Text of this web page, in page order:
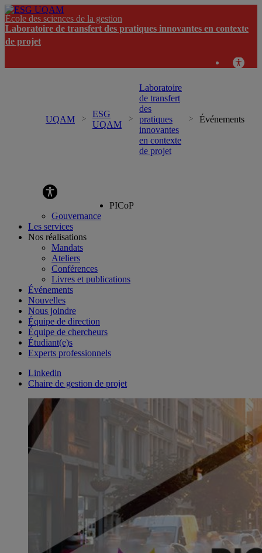
École des sciences de la gestion
Laboratoire de transfert des pratiques innovantes en contexte
de projet
UQAM
ESG
UQAM
Laboratoire
de transfert
des
pratiques
innovantes
en contexte
de projet
Événements
PICoP
Gouvernance
Les services
Nos réalisations
Mandats
Ateliers
Conférences
Livres et publications
Événements
Nouvelles
Nous joindre
Équipe de direction
Équipe de chercheurs
Étudiant(e)s
Experts professionnels
Linkedin
Chaire de gestion de projet